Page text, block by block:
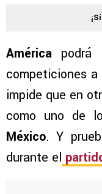
América podrá
competiciones
impide que en
como uno de
México. Y
durante el